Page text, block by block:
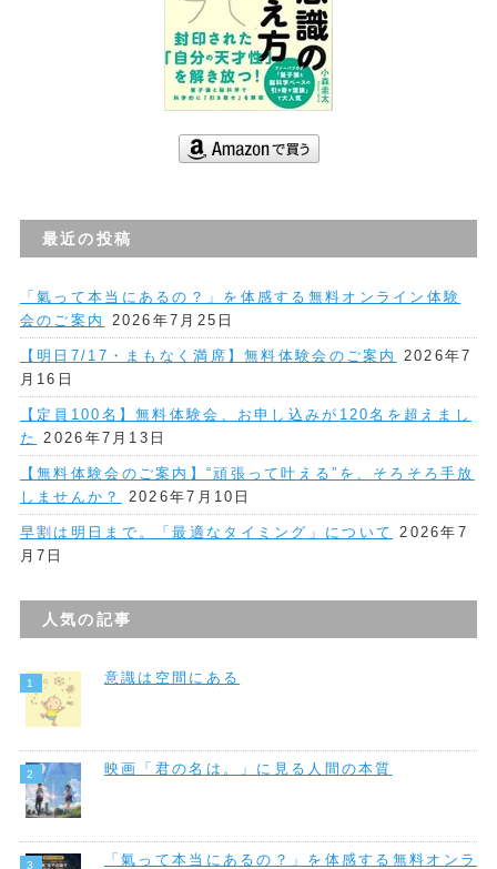
最近の投稿
「氣って本当にあるの？」を体感する無料オンライン体験
会のご案内
2026年7月25日
【明日7/17・まもなく満席】無料体験会のご案内
2026年7
月16日
【定員100名】無料体験会、お申し込みが120名を超えまし
た
2026年7月13日
【無料体験会のご案内】“頑張って叶える”を、そろそろ手放
しませんか？
2026年7月10日
早割は明日まで。「最適なタイミング」について
2026年7
月7日
人気の記事
意識は空間にある
映画「君の名は。」に見る人間の本質
「氣って本当にあるの？」を体感する無料オンラ